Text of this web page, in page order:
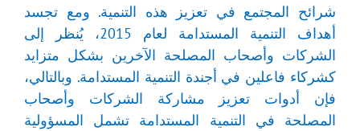
شرائح المجتمع في تعزيز هذه التنمية. ومع تجسد
أهداف التنمية المستدامة لعام 2015، يُنظر إلى
الشركات وأصحاب المصلحة الآخرين بشكل متزايد
كشركاء فاعلين في أجندة التنمية المستدامة. وبالتالي،
فإن أدوات تعزيز مشاركة الشركات وأصحاب
المصلحة في التنمية المستدامة تشمل المسؤولية